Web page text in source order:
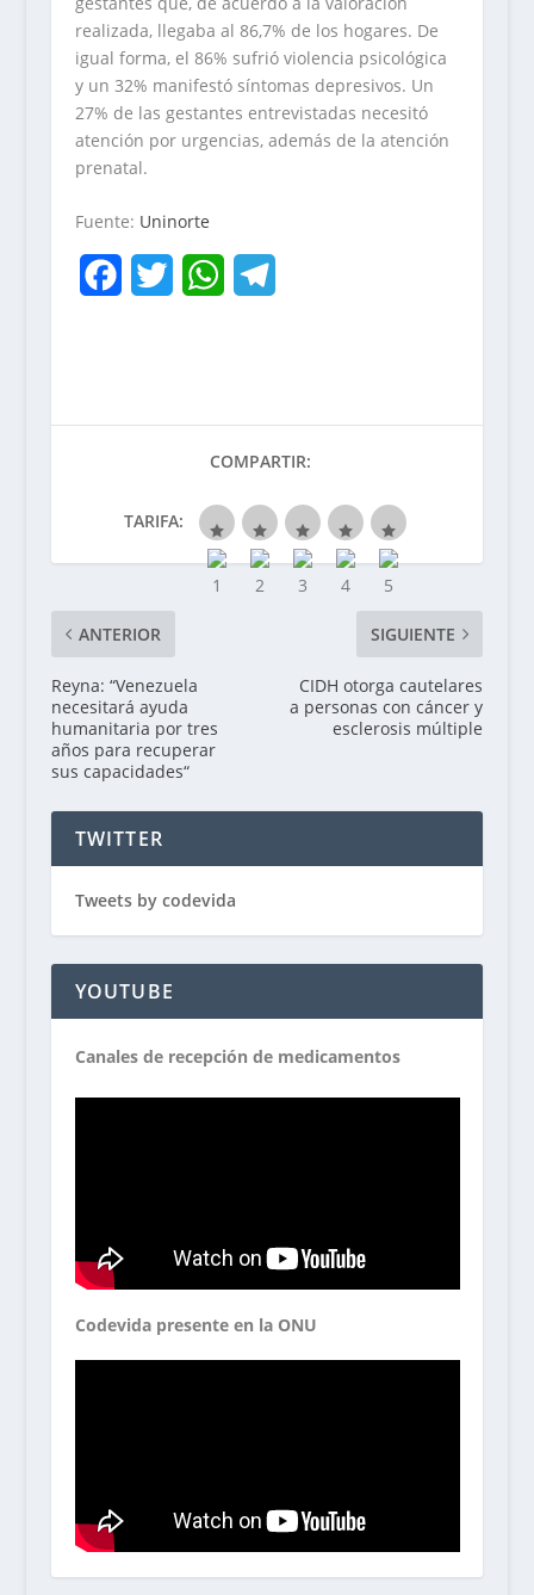
realizada, llegaba al 86,7% de los hogares. De
igual forma, el 86% sufrió violencia psicológica
y un 32% manifestó síntomas depresivos. Un
27% de las gestantes entrevistadas necesitó
atención por urgencias, además de la atención
prenatal.
Fuente: Uninorte
o
k
r
W
p
p
a
m
COMPARTIR:
TARIFA:
ANTERIOR
Reyna: “Venezuela
necesitará ayuda
humanitaria por tres
años para recuperar
sus capacidades“
SIGUIENTE
CIDH otorga cautelares
a personas con cáncer y
esclerosis múltiple
TWITTER
Tweets by codevida
YOUTUBE
Canales de recepción de medicamentos
Codevida presente en la ONU